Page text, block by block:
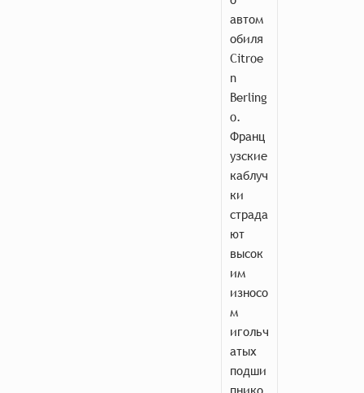
автом
обиля
Citroe
n
Berling
o.
Франц
узские
каблуч
ки
страда
ют
высок
им
износо
м
игольч
атых
подши
пнико